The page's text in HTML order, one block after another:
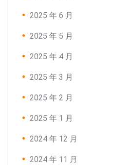
2025 年 6 月
2025 年 5 月
2025 年 4 月
2025 年 3 月
2025 年 2 月
2025 年 1 月
2024 年 12 月
2024 年 11 月